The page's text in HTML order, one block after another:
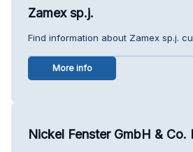
Zamex sp.j.
Find information about Zamex sp.j.
More info
Nickel Fenster GmbH & Co.